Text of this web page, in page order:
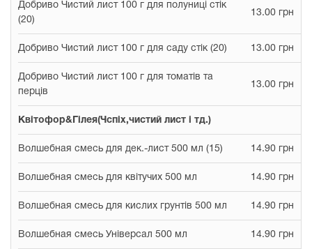
Добриво Чистий лист 100 г для полуниці стік
(20)
13.00 грн
Добриво Чистий лист 100 г для саду стік (20) 13.00 грн
Добриво Чистий лист 100 г для томатів та
перців
13.00 грн
Квітофор&Гілея(Чспіх,чистий лист і тд.)
Волшебная смесь для дек.-лист 500 мл (15) 14.90 грн
Волшебная смесь для квітучих 500 мл 14.90 грн
Волшебная смесь для кислих грунтів 500 мл 14.90 грн
Волшебная смесь Універсал 500 мл 14.90 грн